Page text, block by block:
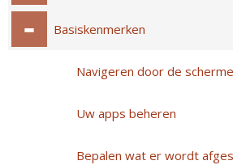
Basiskenmerken
Navigeren door de
Uw apps beheren
Bepalen wat er wordt